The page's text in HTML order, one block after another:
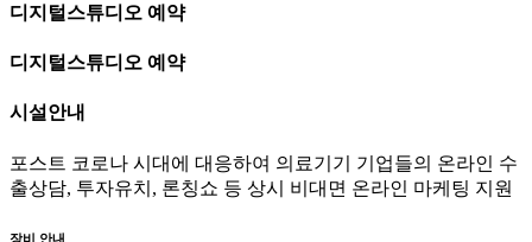
디지털스튜디오 예약
디지털스튜디오 예약
시설안내
포스트 코로나 시대에 대응하여 의료기기 기업들의 온라인 수
출상담, 투자유치, 론칭쇼 등 상시 비대면 온라인 마케팅 지원
장비 안내